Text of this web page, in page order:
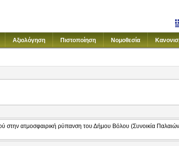
Αξιολόγηση Πιστοποίηση Νομοθεσία
στην ατμοσφαιρική ρύπανση του Δήμου Βόλου (Συνοικία